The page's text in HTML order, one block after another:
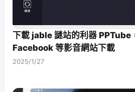
下載 jable 謎站的利器 PPTube
Facebook 等影音網站下載
2025/1/27